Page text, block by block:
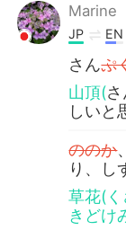
Marine
JP EN
さんぷ
山頂(
しいと
ののか
り、し
草花(
きどけ